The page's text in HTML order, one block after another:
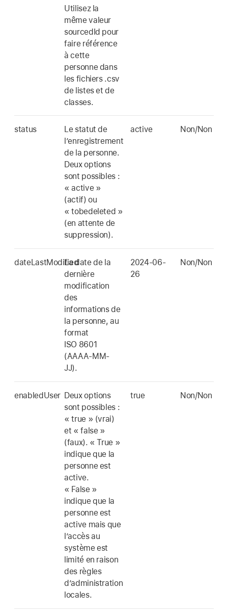
Utilisez la
même valeur
sourcedId pour
faire référence
à cette
personne dans
les fichiers .csv
de listes et de
classes.
status
Le statut de
l’enregistrement
de la personne.
Deux options
sont possibles :
« active »
(actif) ou
« tobedeleted »
(en attente de
suppression).
active Non/Non
dateLastModifiedLa date de la
dernière
modification
des
informations de
la personne, au
format
ISO 8601
(AAAA-MM-
JJ).
2024-06-
26
Non/Non
enabledUser Deux options
sont possibles :
« true » (vrai)
et « false »
(faux). « True »
indique que la
personne est
active.
« False »
indique que la
personne est
active mais que
l’accès au
système est
limité en raison
des règles
d’administration
locales.
true Non/Non